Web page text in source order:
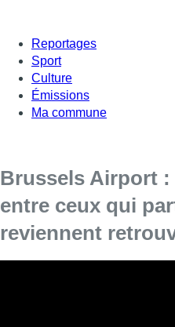
Reportages
Sport
Culture
Émissions
Ma commune
Brussels Airport :
entre ceux qui
reviennent